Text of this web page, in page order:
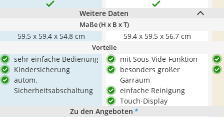
Weitere Daten
Maße (H x B x T)
59,5 x 59,4 x 54,8 cm 59,4 x 59,5 x 56,7 cm
Vorteile
sehr einfache Bedienung
Kindersicherung
autom.
Sicherheitsabschaltung
mit Sous-Vide-Funktion
besonders großer
Garraum
einfache Reinigung
Touch-Display
Zu den Angeboten *